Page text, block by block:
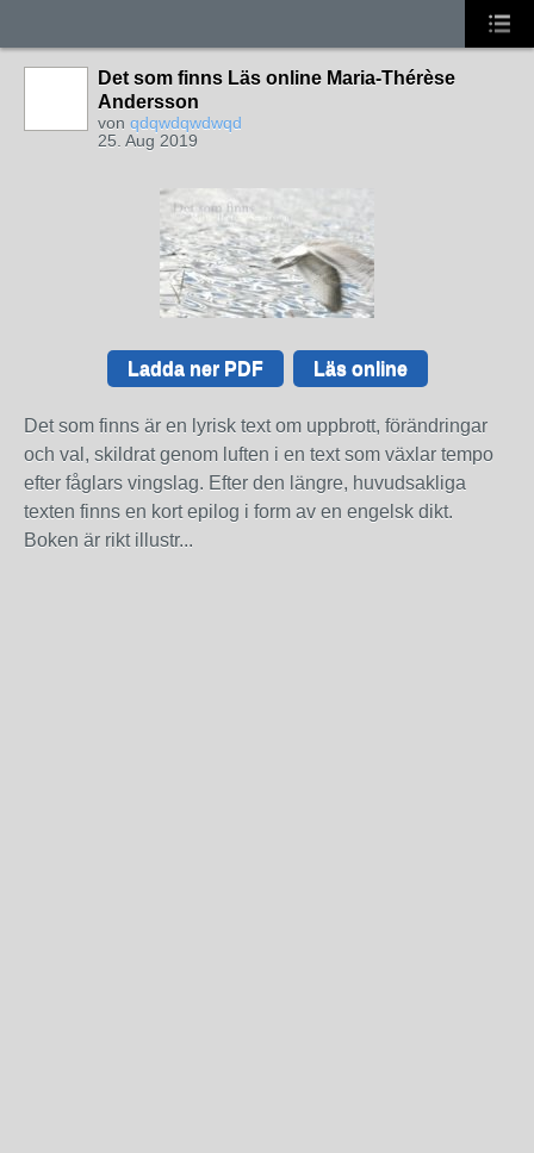
Det som finns Läs online Maria-Thérèse
Andersson
von qdqwdqwdwqd
25. Aug 2019
Ladda ner PDF Läs online
Det som finns är en lyrisk text om uppbrott, förändringar
och val, skildrat genom luften i en text som växlar tempo
efter fåglars vingslag. Efter den längre, huvudsakliga
texten finns en kort epilog i form av en engelsk dikt.
Boken är rikt illustr...